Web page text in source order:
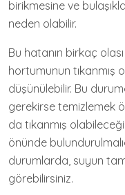
birikmesine ve
neden olabilir.
Bu hatanın birkaç
hortumunun tıkanmış
düşünülebilir. Bu
gerekirse temizlemek
da tıkanmış
önünde
durumlarda, suyun
görebilirsiniz.